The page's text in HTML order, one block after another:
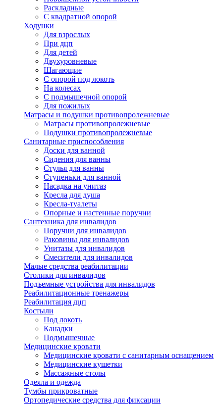
Раскладные
С квадратной опорой
Ходунки
Для взрослых
При дцп
Для детей
Двухуровневые
Шагающие
С опорой под локоть
На колесах
С подмышечной опорой
Для пожилых
Матрасы и подушки противопролежневые
Матрасы противопролежневые
Подушки противопролежневые
Санитарные приспособления
Доски для ванной
Сидения для ванны
Стулья для ванны
Ступеньки для ванной
Насадка на унитаз
Кресла для душа
Кресла-туалеты
Опорные и настенные поручни
Сантехника для инвалидов
Поручни для инвалидов
Раковины для инвалидов
Унитазы для инвалидов
Смесители для инвалидов
Малые средства реабилитации
Столики для инвалидов
Подъемные устройства для инвалидов
Реабилитационные тренажеры
Реабилитация дцп
Костыли
Под локоть
Канадки
Подмышечные
Медицинские кровати
Медицинские кровати с санитарным оснащением
Медицинские кушетки
Массажные столы
Одеяла и одежда
Тумбы прикроватные
Ортопедические средства для фиксации